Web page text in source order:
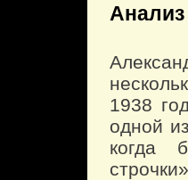
Анализ
1938
одной
когда